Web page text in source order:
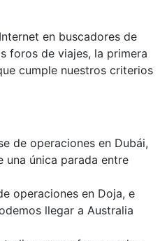
en buscadores de
foros de viajes, la primera
cumple nuestros criterios
de operaciones en Dubái,
una única parada entre
operaciones en Doja, e
llegar a Australia